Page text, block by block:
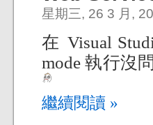
星期三, 26 3 月,
在 Visual
mode 執行沒
繼續閱讀 »